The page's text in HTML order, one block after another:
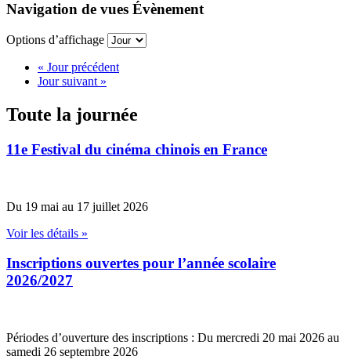
Navigation de vues Évènement
Options d’affichage
« Jour précédent
Jour suivant »
Toute la journée
11e Festival du cinéma chinois en France
Du 19 mai au 17 juillet 2026
Voir les détails »
Inscriptions ouvertes pour l’année scolaire
2026/2027
Périodes d’ouverture des inscriptions : Du mercredi 20 mai 2026 au
samedi 26 septembre 2026